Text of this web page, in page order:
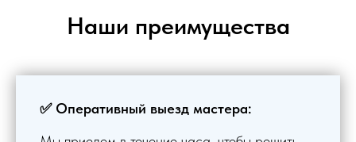
Наши преимущества
✅ Оперативный выезд мастера: